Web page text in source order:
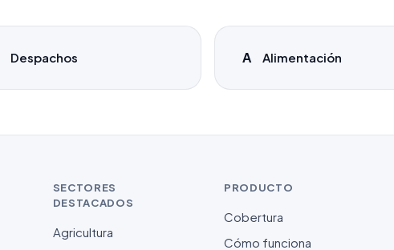
Despachos A Alimentación
SECTORES
DESTACADOS
Agricultura
PRODUCTO
Cobertura
Cómo funciona